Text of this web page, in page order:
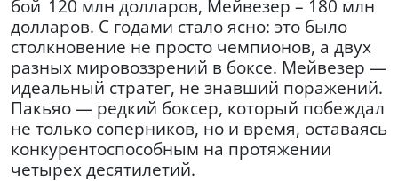
бой 120 млн долларов, Мейвезер – 180 млн
долларов. С годами стало ясно: это было
столкновение не просто чемпионов, а двух
разных мировоззрений в боксе. Мейвезер —
идеальный стратег, не знавший поражений.
Пакьяо — редкий боксер, который побеждал
не только соперников, но и время, оставаясь
конкурентоспособным на протяжении
четырех десятилетий.